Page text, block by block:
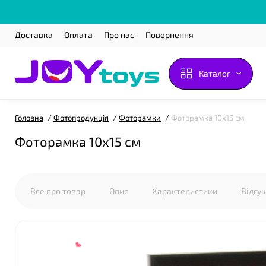
Доставка Оплата Про нас Повернення
Каталог
Головна Фотопродукція Фоторамки Фоторамка 10х15 см
Фоторамка 10х15 см
Все про товар Опис Характеристики
❤